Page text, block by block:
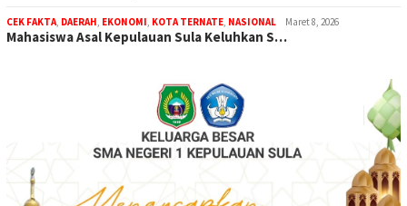
CEK FAKTA, DAERAH, EKONOMI, KOTA TERNATE, NASIONAL Maret 8, 2026
Mahasiswa Asal Kepulauan Sula Keluhkan S…